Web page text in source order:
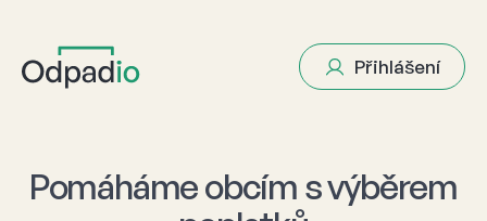
Přihlášení
Pomáháme obcím s výběrem